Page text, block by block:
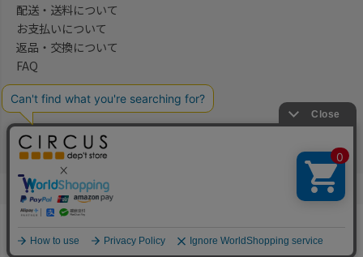
会社概要/お問合せ先
配送・送料について
お支払いについて
返品・交換について
FAQ
法律に基づく表示 プライバシーポリシー
©2004-2026 子供服・キッズ服の通販Circus All Rights reserved.
何かお探しですか？